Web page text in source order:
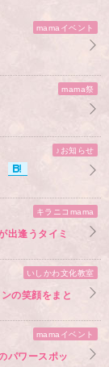
mamaイベント
mama祭
♪お知らせ
キラニコmama
出逢うタイミ
いしかわ文化教室
の笑顔をまと
mamaイベント
パワースポッ